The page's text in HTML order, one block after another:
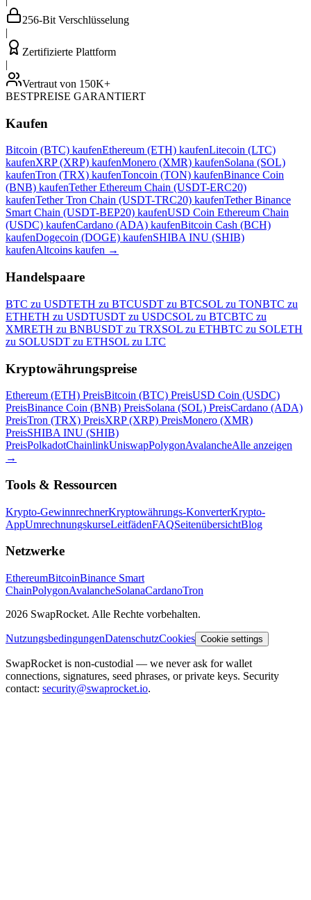
256-Bit Verschlüsselung
|
Zertifizierte Plattform
|
Vertraut von 150K+
BESTPREISE GARANTIERT
Kaufen
Bitcoin (BTC) kaufenEthereum (ETH) kaufenLitecoin (LTC)
kaufenXRP (XRP) kaufenMonero (XMR) kaufenSolana (SOL)
kaufenTron (TRX) kaufenToncoin (TON) kaufenBinance Coin
(BNB) kaufenTether Ethereum Chain (USDT-ERC20)
kaufenTether Tron Chain (USDT-TRC20) kaufenTether Binance
Smart Chain (USDT-BEP20) kaufenUSD Coin Ethereum Chain
(USDC) kaufenCardano (ADA) kaufenBitcoin Cash (BCH)
kaufenDogecoin (DOGE) kaufenSHIBA INU (SHIB)
kaufenAltcoins kaufen →
Handelspaare
BTC zu USDTETH zu BTCUSDT zu BTCSOL zu TONBTC zu
ETHETH zu USDTUSDT zu USDCSOL zu BTCBTC zu
XMRETH zu BNBUSDT zu TRXSOL zu ETHBTC zu SOLETH
zu SOLUSDT zu ETHSOL zu LTC
Kryptowährungspreise
Ethereum (ETH) PreisBitcoin (BTC) PreisUSD Coin (USDC)
PreisBinance Coin (BNB) PreisSolana (SOL) PreisCardano (ADA)
PreisTron (TRX) PreisXRP (XRP) PreisMonero (XMR)
PreisSHIBA INU (SHIB)
PreisPolkadotChainlinkUniswapPolygonAvalancheAlle anzeigen
→
Tools & Ressourcen
Krypto-GewinnrechnerKryptowährungs-KonverterKrypto-
AppUmrechnungskurseLeitfädenFAQSeitenübersichtBlog
Netzwerke
EthereumBitcoinBinance Smart
ChainPolygonAvalancheSolanaCardanoTron
2026 SwapRocket. Alle Rechte vorbehalten.
NutzungsbedingungenDatenschutzCookies Cookie settings
SwapRocket is non-custodial — we never ask for wallet
connections, signatures, seed phrases, or private keys. Security
contact: security@swaprocket.io.